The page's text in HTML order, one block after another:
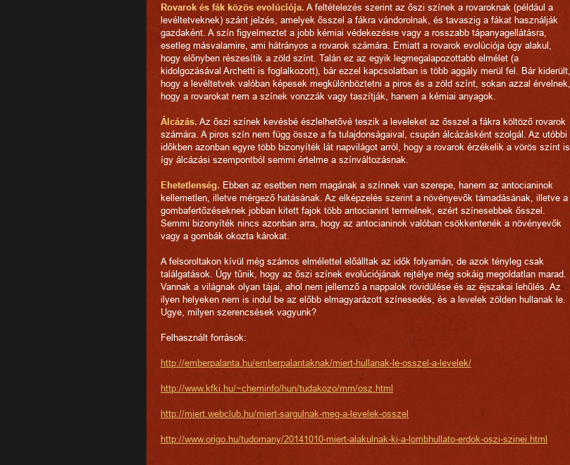
Rovarok és fák közös evolúciója. A feltételezés szerint az őszi színek a rovaroknak (például a
levéltetveknek) szánt jelzés, amelyek ősszel a fákra vándorolnak, és tavaszig a fákat használják
gazdaként. A szín figyelmeztet a jobb kémiai védekezésre vagy a rosszabb tápanyagellátásra,
esetleg másvalamire, ami hátrányos a rovarok számára. Emiatt a rovarok evolúciója úgy alakul,
hogy előnyben részesítik a zöld színt. Talán ez az egyik legmegalapozottabb elmélet (a
kidolgozásával Archetti is foglalkozott), bár ezzel kapcsolatban is több aggály merül fel. Bár kiderült,
hogy a levéltetvek valóban képesek megkülönböztetni a piros és a zöld színt, sokan azzal érvelnek,
hogy a rovarokat nem a színek vonzzák vagy taszítják, hanem a kémiai anyagok.
Álcázás. Az őszi színek kevésbé észlelhetővé teszik a leveleket az ősszel a fákra költöző rovarok
számára. A piros szín nem függ össze a fa tulajdonságaival, csupán álcázásként szolgál. Az utóbbi
időkben azonban egyre több bizonyíték lát napvilágot arról, hogy a rovarok érzékelik a vörös színt is,
így álcázási szempontból semmi értelme a színváltozásnak.
Ehetetlenség. Ebben az esetben nem magának a színnek van szerepe, hanem az antocianinok
kellemetlen, illetve mérgező hatásának. Az elképzelés szerint a növényevők támadásának, illetve a
gombafertőzéseknek jobban kitett fajok több antocianint termelnek, ezért színesebbek ősszel.
Semmi bizonyíték nincs azonban arra, hogy az antocianinok valóban csökkentenék a növényevők
vagy a gombák okozta károkat.
A felsoroltakon kívül még számos elmélettel előálltak az idők folyamán, de azok tényleg csak
találgatások. Úgy tűnik, hogy az őszi színek evolúciójának rejtélye még sokáig megoldatlan marad.
Vannak a világnak olyan tájai, ahol nem jellemző a nappalok rövidülése és az éjszakai lehűlés. Az
ilyen helyeken nem is indul be az előbb elmagyarázott színesedés, és a levelek zölden hullanak le.
Ugye, milyen szerencsések vagyunk?
Felhasznált források:
http://emberpalanta.hu/emberpalantaknak/miert-hullanak-le-osszel-a-levelek/
http://www.kfki.hu/~cheminfo/hun/tudakozo/mm/osz.html
http://miert.webclub.hu/miert-sargulnak-meg-a-levelek-osszel
http://www.origo.hu/tudomany/20141010-miert-alakulnak-ki-a-lombhullato-erdok-oszi-szinei.html